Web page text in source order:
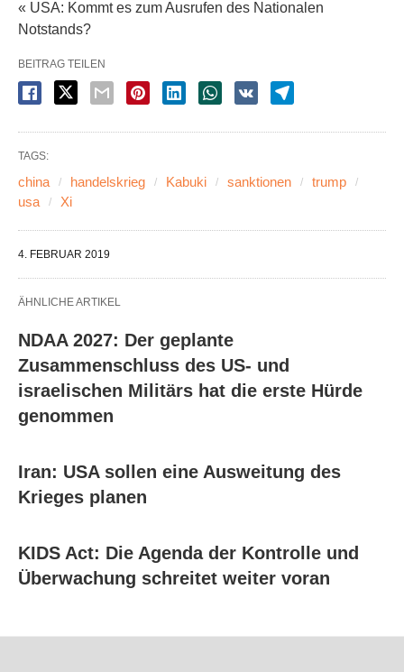
« USA: Kommt es zum Ausrufen des Nationalen
Notstands?
BEITRAG TEILEN
TAGS:
china handelskrieg Kabuki sanktionen
trump
usa
Xi
4. FEBRUAR 2019
ÄHNLICHE ARTIKEL
NDAA 2027: Der geplante
Zusammenschluss des US- und
israelischen Militärs hat die erste Hürde
genommen
Iran: USA sollen eine Ausweitung des
Krieges planen
KIDS Act: Die Agenda der Kontrolle und
Überwachung schreitet weiter voran